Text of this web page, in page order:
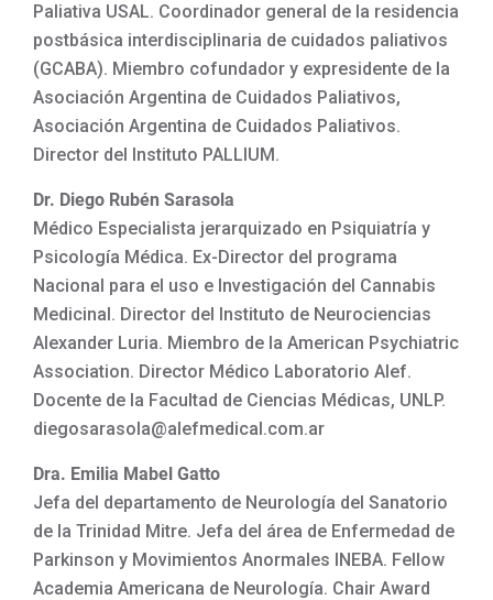
Paliativa USAL. Coordinador general de la residencia
postbásica interdisciplinaria de cuidados paliativos
(GCABA). Miembro cofundador y expresidente de la
Asociación Argentina de Cuidados Paliativos,
Asociación Argentina de Cuidados Paliativos.
Director del Instituto PALLIUM.
Dr. Diego Rubén Sarasola
Médico Especialista jerarquizado en Psiquiatría y
Psicología Médica. Ex-Director del programa
Nacional para el uso e Investigación del Cannabis
Medicinal. Director del Instituto de Neurociencias
Alexander Luria. Miembro de la American Psychiatric
Association. Director Médico Laboratorio Alef.
Docente de la Facultad de Ciencias Médicas, UNLP.
diegosarasola@alefmedical.com.ar
Dra. Emilia Mabel Gatto
Jefa del departamento de Neurología del Sanatorio
de la Trinidad Mitre. Jefa del área de Enfermedad de
Parkinson y Movimientos Anormales INEBA. Fellow
Academia Americana de Neurología. Chair Award